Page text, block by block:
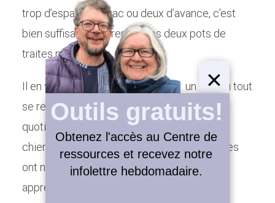
Animaux de compagnie et
minimalisme: est-ce possible de faire
trop d’espace. Un sac ou deux d’avance, c’est
bien suffisant pour remplir les deux pots de
traites pour Padou.
Il en va de même pour ses jouets : un bac où tout
se retrouve et où l’on remet les jouets
quotidiennement. Dans un monde parfait, le
chien le ferait lui-même mais bon, ses maîtres
ont négligé cet aspect de son dressage. On
apprend vite que certains types de jouets
×
Obtenez l'accès au Centre de
ressources et recevez notre
infolettre hebdomadaire.
Outils gratuits!